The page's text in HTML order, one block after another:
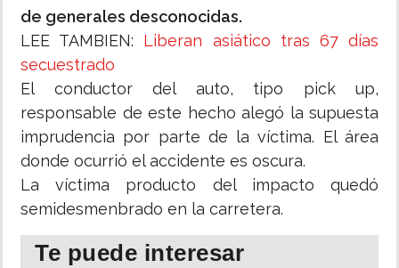
de generales desconocidas.
LEE TAMBIEN: Liberan asiático tras 67 días
secuestrado
El conductor del auto, tipo pick up,
responsable de este hecho alegó la supuesta
imprudencia por parte de la víctima. El área
donde ocurrió el accidente es oscura.
La víctima producto del impacto quedó
semidesmenbrado en la carretera.
Te puede interesar